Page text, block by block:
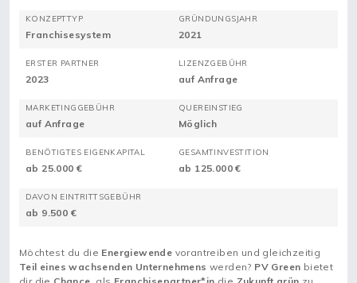
KONZEPTTYP
Franchisesystem
GRÜNDUNGSJAHR
2021
ERSTER PARTNER
2023
LIZENZGEBÜHR
auf Anfrage
MARKETINGGEBÜHR
auf Anfrage
QUEREINSTIEG
Möglich
BENÖTIGTES EIGENKAPITAL
ab 25.000 €
GESAMTINVESTITION
ab 125.000 €
DAVON EINTRITTSGEBÜHR
ab 9.500 €
Möchtest du die Energiewende vorantreiben und gleichzeitig
Teil eines wachsenden Unternehmens werden? PV Green bietet